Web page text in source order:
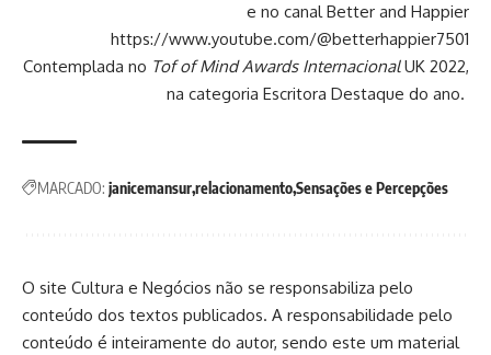
e no canal Better and Happier
https://www.youtube.com/@betterhappier7501
Contemplada no Tof of Mind Awards InternacionalUK 2022,
na categoria Escritora Destaque do ano.
MARCADO: janicemansurrelacionamentoSensações e Percepções
O site Cultura e Negócios não se responsabiliza pelo
conteúdo dos textos publicados. A responsabilidade pelo
conteúdo é inteiramente do autor, sendo este um material